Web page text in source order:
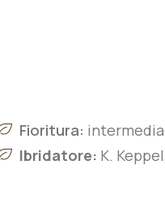
Fioritura: intermedia
Ibridatore: K.